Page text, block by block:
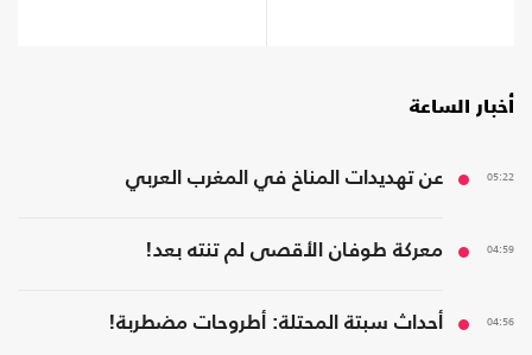
أخبار الساعة
05:22 عن تهديدات المناخ في المغرب العربي
04:59 معركة طوفان الأقصى لم تنته بعد!
04:56 أحداث سبتة المحتلة: أطروحات مضطربة!